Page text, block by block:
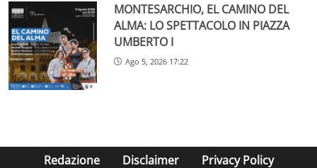
MONTESARCHIO, EL CAMINO DEL
ALMA: LO SPETTACOLO IN PIAZZA
UMBERTO I
Ago 5, 2026 17:22
Redazione Disclaimer Privacy Policy